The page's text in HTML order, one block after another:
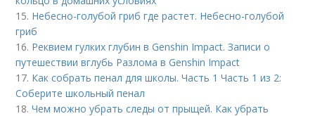
15. Небесно-голубой гриб где растет. Небесно-голубой
гриб
16. Реквием гулких глубин в Genshin Impact. Записи о
путешествии вглубь Разлома в Genshin Impact
17. Как собрать пенал для школы. Часть 1 Часть 1 из 2:
Соберите школьный пенал
18.Чем можно убрать следы от прыщей. Как убрать